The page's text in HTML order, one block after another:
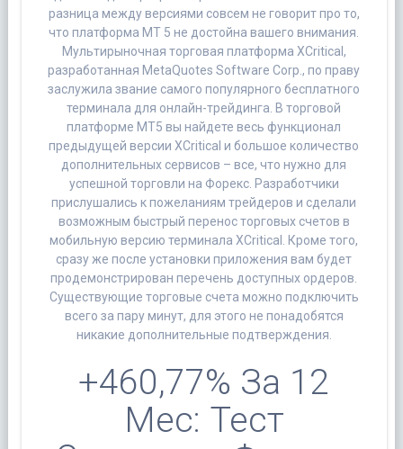
разница между версиями совсем не говорит про то,
что платформа МТ 5 не достойна вашего внимания.
Мультирыночная торговая платформа XCritical,
разработанная MetaQuotes Software Corp., по праву
заслужила звание самого популярного бесплатного
терминала для онлайн-трейдинга. В торговой
платформе МТ5 вы найдете весь функционал
предыдущей версии XCritical и большое количество
дополнительных сервисов – все, что нужно для
успешной торговли на Форекс. Разработчики
прислушались к пожеланиям трейдеров и сделали
возможным быстрый перенос торговых счетов в
мобильную версию терминала XCritical. Кроме того,
сразу же после установки приложения вам будет
продемонстрирован перечень доступных ордеров.
Существующие торговые счета можно подключить
всего за пару минут, для этого не понадобятся
никакие дополнительные подтверждения.
+460,77% За 12
Мес: Тест